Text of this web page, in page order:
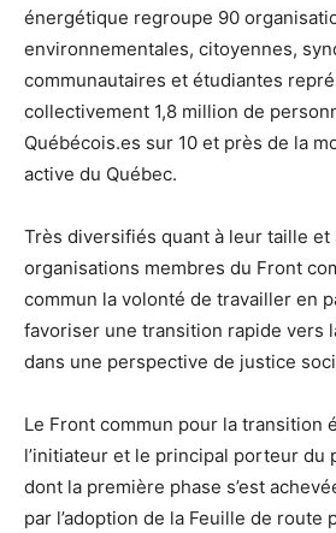
énergétique regroupe 90
environnementales, citoyennes,
communautaires et étudiantes
collectivement 1,8 million de
Québécois.es sur 10 et près de la
active du Québec.
Très diversifiés quant à leur taille et
organisations membres du Front
commun la volonté de travailler en
favoriser une transition rapide vers
dans une perspective de justice
Le Front commun pour la transition
l’initiateur et le principal porteur du
dont la première phase s’est
par l’adoption de la Feuille de route